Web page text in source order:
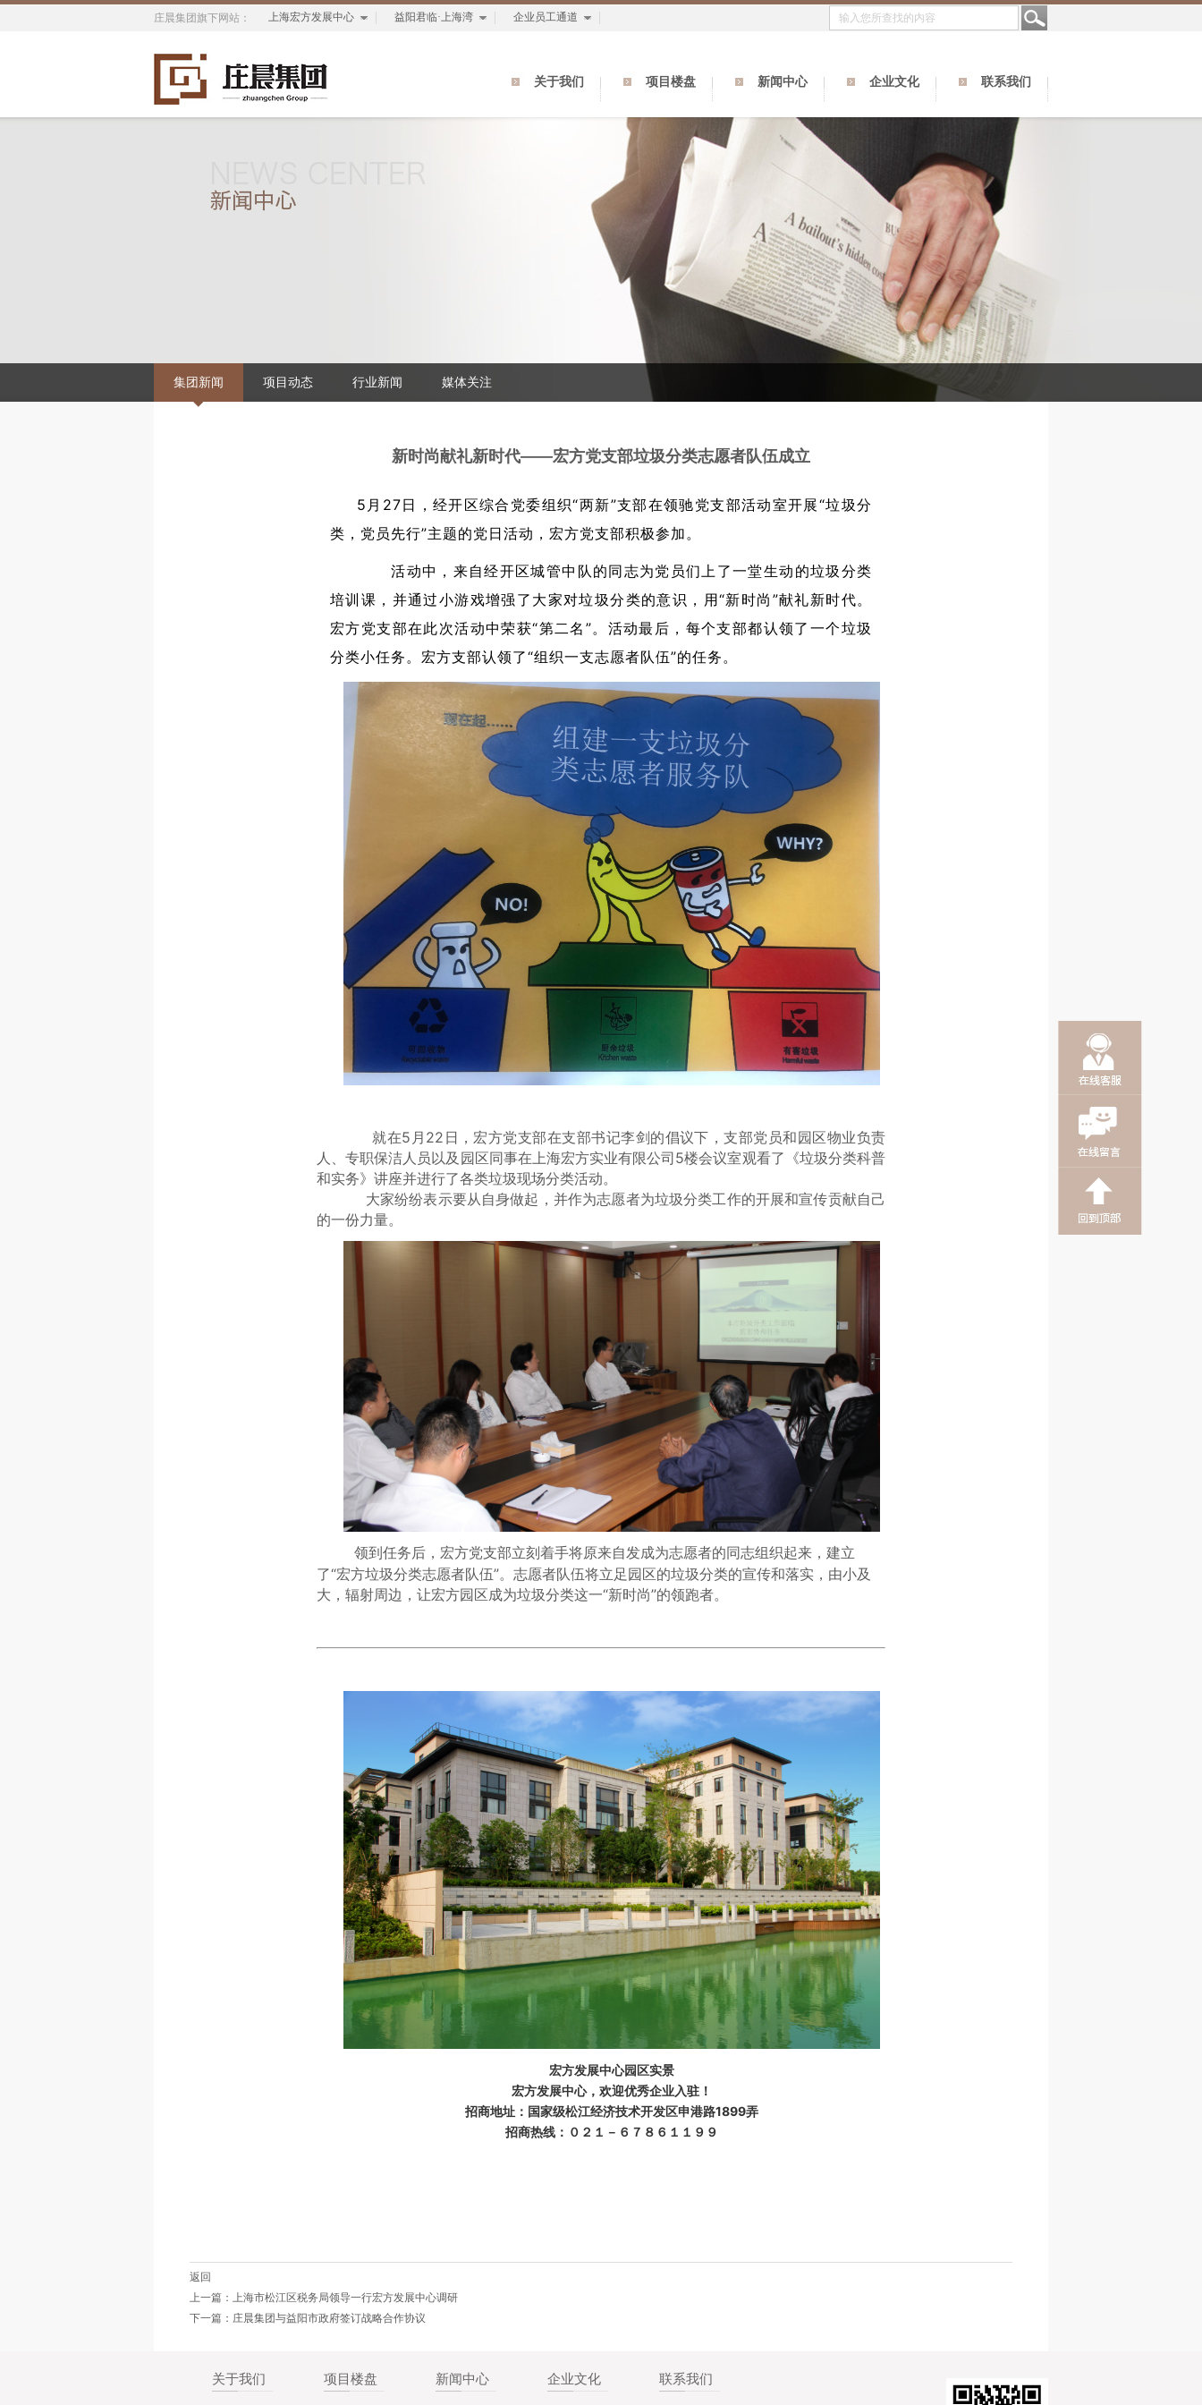
庄晨集团旗下网站： 上海宏方发展中心 益阳君临·上海湾 企业员工通道
关于我们 项目楼盘 新闻中心 企业文化 联系我们
集团新闻 项目动态 行业新闻 媒体关注
新时尚献礼新时代——宏方党支部垃圾分类志愿者队伍成立
5月27日，经开区综合党委组织“两新”支部在领驰党支部活动室开展“垃圾分
类，党员先行”主题的党日活动，宏方党支部积极参加。
活动中，来自经开区城管中队的同志为党员们上了一堂生动的垃圾分类
培训课，并通过小游戏增强了 大家对垃圾分类的意识，用“新时尚”献礼新时代。
宏方党支部在此次活动中荣获“第二名”。活动最后，每个支部都认领了一个垃圾
分类小任务。宏方支部认领了“组织一支志愿者队伍”的任务。
就在5月22日，宏方党支部在支部书记李剑的倡议下，支部党员和园区物业负责
人、专职保洁人员以及园区同事在上海宏方实业有限公司5楼会议室观看了《垃圾分类科普
和实务》讲座并进行了各类垃圾现场分类活动。
大家纷纷表示要从自身做起，并作为志愿者为垃圾分类工作的开展和宣传贡献自己
的一份力量。
领到任务后，宏方党支部立刻着手将原来自发成为志愿者的同志组织起来，建立
了“宏方垃圾分类志愿者队伍”。志愿者队伍将立足园区的垃圾分类的宣传和落实，由小及
大，辐射周边，让宏方园区成为垃圾分类这一“新时尚”的领跑者。
宏方发展中心园区实景
宏方发展中心，欢迎优秀企业入驻！
招商地址：国家级松江经济技术开发区申港路1899弄
招商热线：０２１－６７８６１１９９
返回
上一篇：上海市松江区税务局领导一行宏方发展中心调研
下一篇：庄晨集团与益阳市政府签订战略合作协议
关于我们 项目楼盘 新闻中心 企业文化 联系我们